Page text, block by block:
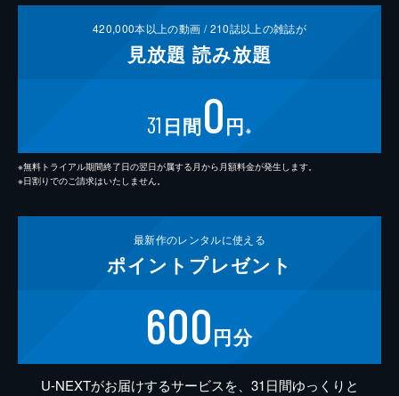
420,000本以上の動画 /210誌以上の雑誌が
見放題 読み放題
31 日間0円 ※
※無料トライアル期間終了日の翌日が属する月から月額料金が発生します。
※日割りでのご請求はいたしません。
最新作のレンタルに使える
ポイント プレゼント
600円分
U-NEXTがお届けするサービスを、31日間ゆっくりと